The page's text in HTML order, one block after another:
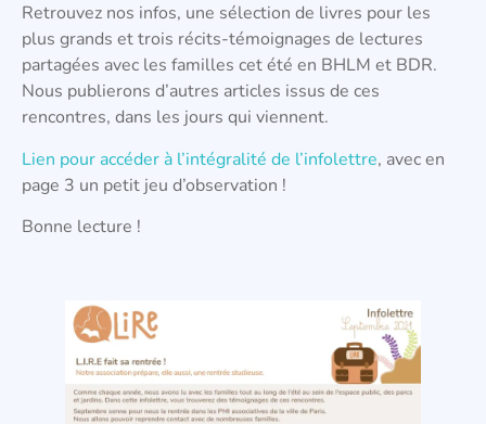
Retrouvez nos infos, une sélection de livres pour les
plus grands et trois récits-témoignages de lectures
partagées avec les familles cet été en BHLM et BDR.
Nous publierons d’autres articles issus de ces
rencontres, dans les jours qui viennent.
Lien pour accéder à l’intégralité de l’infolettre, avec en
page 3 un petit jeu d’observation !
Bonne lecture !